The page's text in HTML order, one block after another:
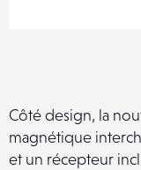
Côté design, la
magnétique
et un récepteur